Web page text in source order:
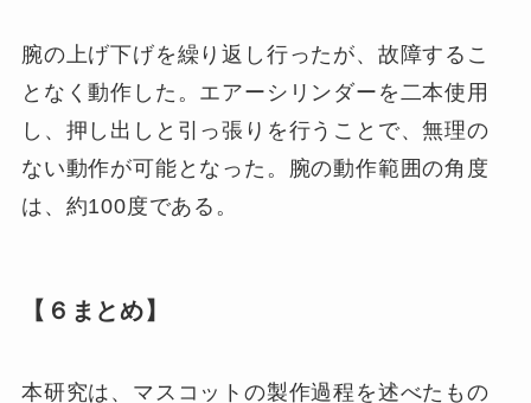
腕の上げ下げを繰り返し行ったが、故障するこ
となく動作した。エアーシリンダーを二本使用
し、押し出しと引っ張りを行うことで、無理の
ない動作が可能となった。腕の動作範囲の角度
は、約100度である。
【６まとめ】
本研究は、マスコットの製作過程を述べたもの